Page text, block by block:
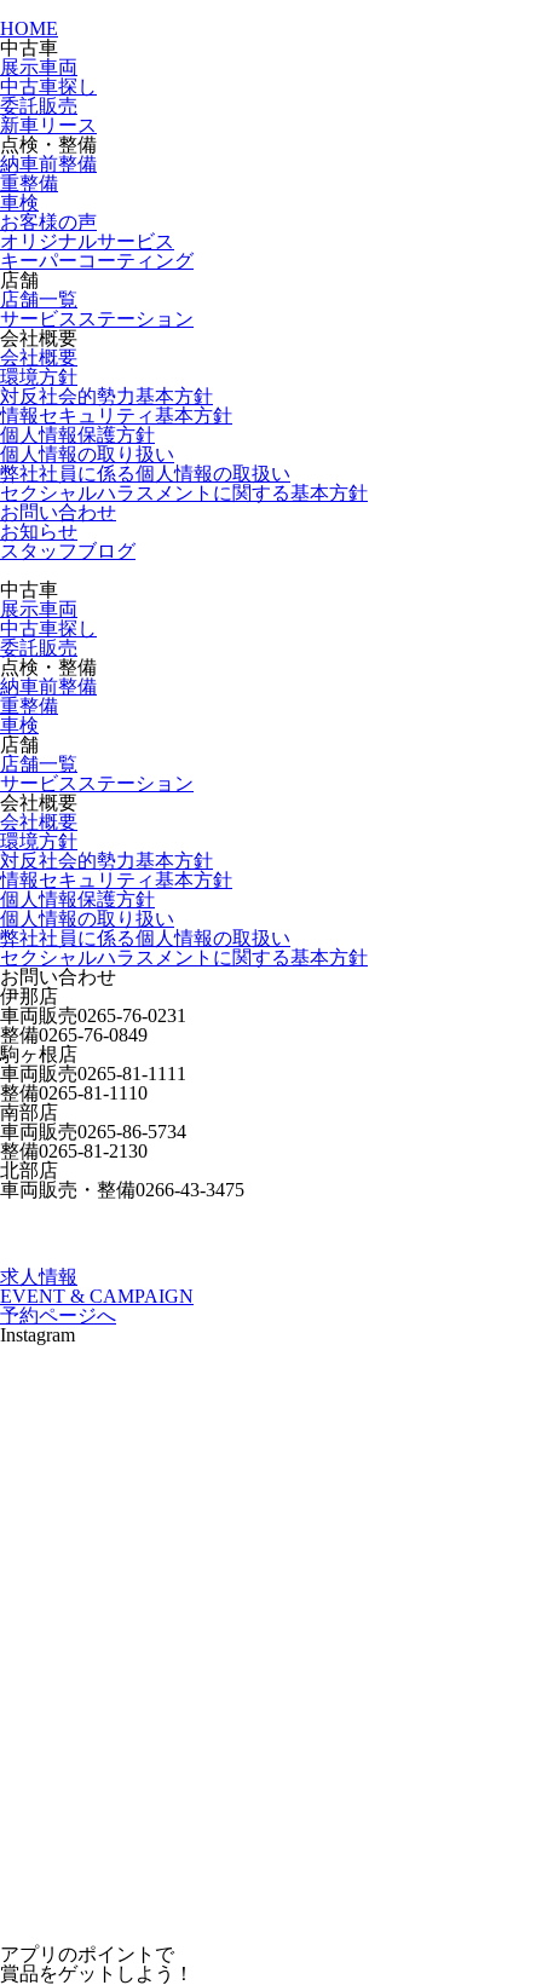
HOME
中古車
展示車両
中古車探し
委託販売
新車リース
点検・整備
納車前整備
重整備
車検
お客様の声
オリジナルサービス
キーパーコーティング
店舗
店舗一覧
サービスステーション
会社概要
会社概要
環境方針
対反社会的勢力基本方針
情報セキュリティ基本方針
個人情報保護方針
個人情報の取り扱い
弊社社員に係る個人情報の取扱い
セクシャルハラスメントに関する基本方針
お問い合わせ
お知らせ
スタッフブログ
中古車
展示車両
中古車探し
委託販売
点検・整備
納車前整備
重整備
車検
店舗
店舗一覧
サービスステーション
会社概要
会社概要
環境方針
対反社会的勢力基本方針
情報セキュリティ基本方針
個人情報保護方針
個人情報の取り扱い
弊社社員に係る個人情報の取扱い
セクシャルハラスメントに関する基本方針
お問い合わせ
伊那店
車両販売0265-76-0231
整備0265-76-0849
駒ヶ根店
車両販売0265-81-1111
整備0265-81-1110
南部店
車両販売0265-86-5734
整備0265-81-2130
北部店
車両販売・整備0266-43-3475
求人情報
EVENT & CAMPAIGN
予約ページへ
Instagram
アプリのポイントで
賞品をゲットしよう！